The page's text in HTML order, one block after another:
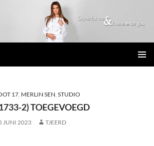
17, MERLIN SEN, STUDIO
2) TOEGEVOEGD
JUNI 2023 TJEERD